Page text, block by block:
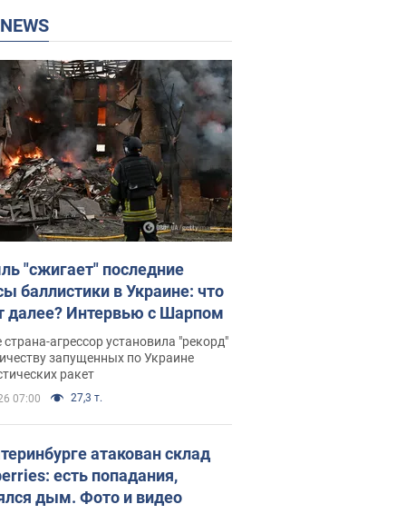
NEWS
"сжигает" последние
баллистики в Украине: что
далее? Интервью с Шарпом
агрессор установила "рекорд"
запущенных по Украине
ракет
07:00 27,3 т.
атакован склад
есть попадания,
дым. Фото и видео